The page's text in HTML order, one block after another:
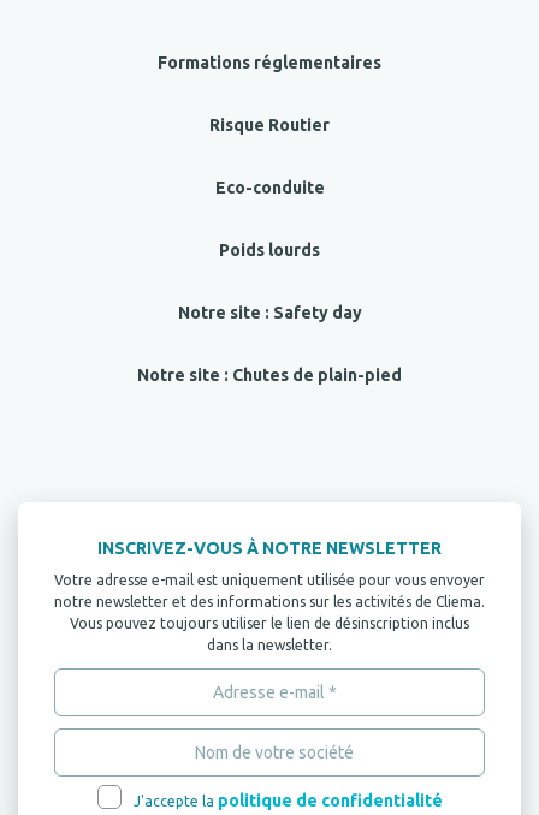
Formations réglementaires
Risque Routier
Eco-conduite
Poids lourds
Notre site : Safety day
Notre site : Chutes de plain-pied
INSCRIVEZ-VOUS À NOTRE NEWSLETTER
Votre adresse e-mail est uniquement utilisée pour vous envoyer
notre newsletter et des informations sur les activités de Cliema.
Vous pouvez toujours utiliser le lien de désinscription inclus
dans la newsletter.
J'accepte la politique de confidentialité